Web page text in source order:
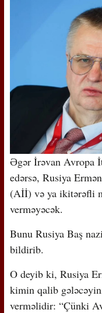
Əgər İrəvan Avropa
edərsə, Rusiya
(Aİİ) və ya ikitərəfli
verməyəcək.
Bunu Rusiya Baş
bildirib.
O deyib ki, Rusiya
kimin qalib
verməlidir: “Çünki